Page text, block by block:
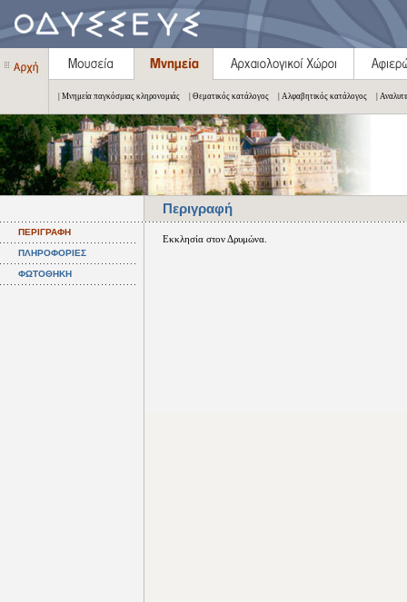
| Μνημεία παγκόσμιας κληρονομιάς | Θεματικός κατάλογος | Αλφαβητικός κατάλογος |
Περιγραφή
ΠΕΡΙΓΡΑΦΗ
ΠΛΗΡΟΦΟΡΙΕΣ
ΦΩΤΟΘΗΚΗ
Εκκλησία στον Δρυμώνα.